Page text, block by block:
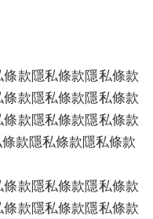
款隱私條款隱私條款
款隱私條款隱私條款
款隱私條款隱私條款
款隱私條款隱私條款
款隱私條款隱私條款
款隱私條款隱私條款